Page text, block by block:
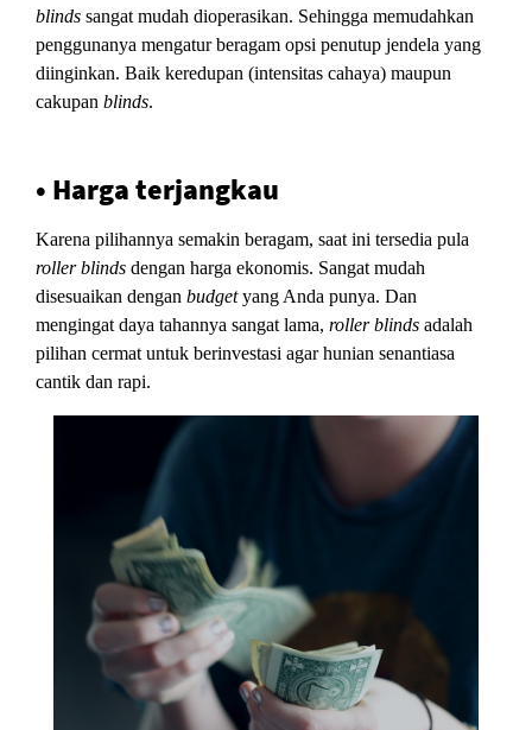
blinds sangat mudah dioperasikan. Sehingga memudahkan
penggunanya mengatur beragam opsi penutup jendela yang
diinginkan. Baik keredupan (intensitas cahaya) maupun
cakupan blinds.
• Harga terjangkau
Karena pilihannya semakin beragam, saat ini tersedia pula
roller blinds dengan harga ekonomis. Sangat mudah
disesuaikan dengan budgetyang Anda punya. Dan
mengingat daya tahannya sangat lama, roller blinds adalah
pilihan cermat untuk berinvestasi agar hunian senantiasa
cantik dan rapi.